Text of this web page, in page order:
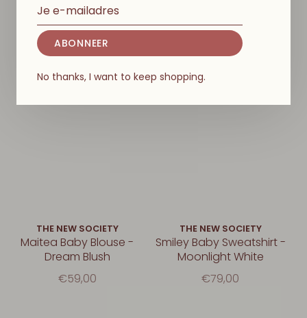
T VINDJEM
THE NEW SOCIETY
Maitea Baby Blouse -
Dream Blush
€59,00
THE NEW SOCIETY
Smiley Baby Sweatshirt -
Moonlight White
€79,00
ABONNEER
No thanks, I want to keep shopping.